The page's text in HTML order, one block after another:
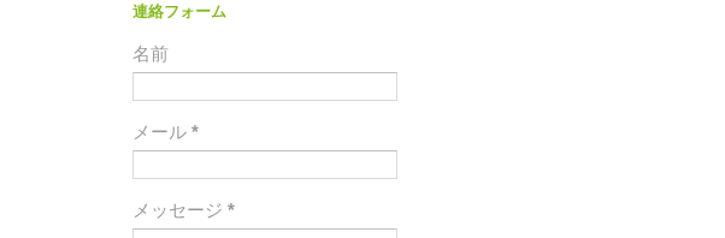
連絡フォーム
名前
メール *
メッセージ *